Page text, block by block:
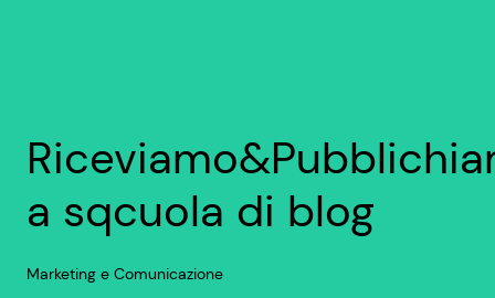
a sqcuola di blog
Marketing e Comunicazione